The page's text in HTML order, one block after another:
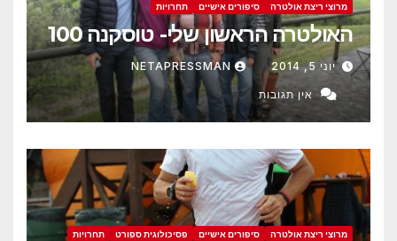
מרוצי ריצת אולטרה סיפורים אישיים תחרויות
האולטרה הראשון שלי- טוסקנה 100
יוני 5, 2014 NETAPRESSMAN
אין תגובות
מרוצי ריצת אולטרה סיפורים אישיים פסיכולוגית ספורט תחרויות